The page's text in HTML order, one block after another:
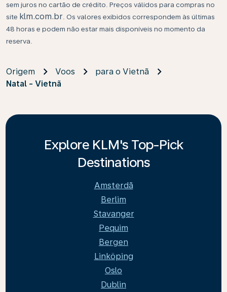
sem juros no cartão de crédito. Preços válidos para compras no
site klm.com.br . Os valores exibidos correspondem às últimas
48 horas e podem não estar mais disponíveis no momento da
reserva.
Origem Voos
para o Vietnã
Natal - Vietnã
Explore KLM's Top-Pick
Destinations
Amsterdã
Berlim
Stavanger
Pequim
Bergen
Linköping
Oslo
Dublin